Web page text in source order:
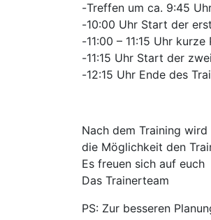
-Treffen um ca. 9:45
-10:00 Uhr Start der
-11:00 – 11:15 Uhr kurze
-11:15 Uhr Start der
-12:15 Uhr Ende des
Nach dem Training
die Möglichkeit den
Es freuen sich auf euch
Das Trainerteam
PS: Zur besseren